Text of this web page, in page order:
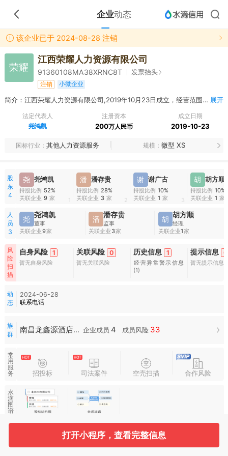
企业动态
该企业已于 2024-08-28 注销
荣耀
江西荣耀人力资源有限公司
91360108MA38XRNC8T 发票抬头
注销 小微企业
简介：江西荣耀人力资源有限公司,2019年10月23日成立，经营范围包括职业中介服务；会计服务；旅行社及相关服务；游戏动漫软件开发；动漫及衍生产品设计服务；文化艺术咨询服务；策划创意服务；体育赛事策划；各种项目的策划服务与公关服务；演出经纪代理业务；贸易咨询；计算机、软件及辅助设备销售；国内贸易；教育咨询服务；文化活动服务。（依法须经批准的项目,经相关部门批准后方可开展经营活动） 展开
法定代表人
尧鸿凯
注册资本
200万人民币
成立日期
2019-10-23
国标行业 其他人力资源服务 规模 微型 XS
股
东
4
尧 尧鸿凯
持股比例 52%
关联企业 9 家 1
潘 潘存贵
持股比例 28%
关联企业 3 家 2
谢 谢广古
持股比例 10%
关联企业 1 家 3
胡 胡方顺
持股比例 10%
关联企业 1 家
人
员
3
尧 尧鸿凯
董事
关联企业9家
潘 潘存贵
监事
关联企业 3家
胡 胡方顺
经理
关联企业1家
风
险
扫
描
自身风险 1
暂无自身风险
关联风险 0
暂无关联风险
历史信息 1
经营异常警示信息
(1)
提示信息 0
暂无提示信息
动
态
2024-06-28
联系电话
族
群
南昌龙鑫源酒店管理有限公司族群 企业成员 4 成员风险 33
常
用
服
务
招投标 司法案件 空壳扫描 合作风险
水
滴
图
谱
打开小程序，查看完整信息